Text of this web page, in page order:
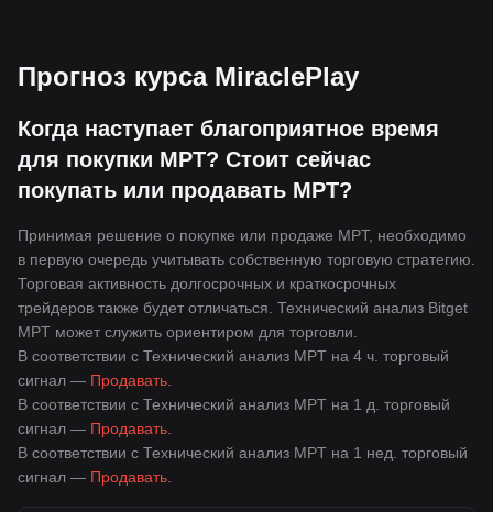
Прогноз курса MiraclePlay
Когда наступает благоприятное время
для покупки MPT? Стоит сейчас
покупать или продавать MPT?
Принимая решение о покупке или продаже MPT, необходимо
в первую очередь учитывать собственную торговую стратегию.
Торговая активность долгосрочных и краткосрочных
трейдеров также будет отличаться. Технический анализ Bitget
MPT может служить ориентиром для торговли.
В соответствии с Технический анализ MPT на 4 ч. торговый
сигнал — Продавать
В соответствии с Технический анализ MPT на 1 д. торговый
сигнал — Продавать
В соответствии с Технический анализ MPT на 1 нед. торговый
сигнал — Продавать